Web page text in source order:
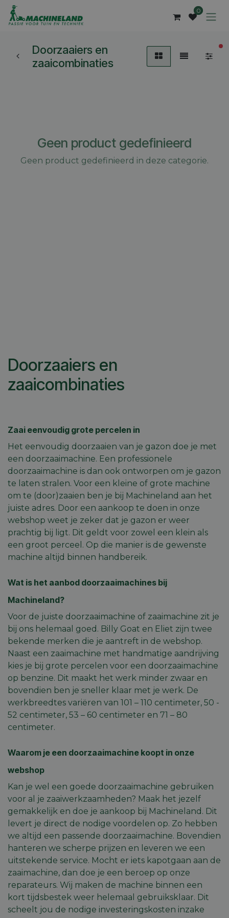
Overslaan naar inhoud
0
Doorzaaiers en
zaaicombinaties
Geen product gedefinieerd
Geen product gedefinieerd in deze categorie.
Doorzaaiers en
zaaicombinaties
Zaai eenvoudig grote percelen in
Het eenvoudig doorzaaien van je gazon doe je met
een doorzaaimachine. Een professionele
doorzaaimachine is dan ook ontworpen om je gazon
te laten stralen. Voor een kleine of grote machine
om te (door)zaaien ben je bij Machineland aan het
juiste adres. Door een aankoop te doen in onze
webshop weet je zeker dat je gazon er weer
prachtig bij ligt. Dit geldt voor zowel een klein als
een groot perceel. Op die manier is de gewenste
machine altijd binnen handbereik.
Wat is het aanbod doorzaaimachines bij
Machineland?
Voor de juiste doorzaaimachine of zaaimachine zit je
bij ons helemaal goed. Billy Goat en Eliet zijn twee
bekende merken die je aantreft in de webshop.
Naast een zaaimachine met handmatige aandrijving
kies je bij grote percelen voor een doorzaaimachine
op benzine. Dit maakt het werk minder zwaar en
bovendien ben je sneller klaar met je werk. De
werkbreedtes variëren van 101 – 110 centimeter, 50 -
52 centimeter, 53 – 60 centimeter en 71 – 80
centimeter.
Waarom je een doorzaaimachine koopt in onze
webshop
Kan je wel een goede doorzaaimachine gebruiken
voor al je zaaiwerkzaamheden? Maak het jezelf
gemakkelijk en doe je aankoop bij Machineland. Dit
levert je direct de nodige voordelen op. Zo hebben
we altijd een passende doorzaaimachine. Bovendien
hanteren we scherpe prijzen en leveren we een
uitstekende service. Mocht er iets kapotgaan aan de
zaaimachine, dan doe je een beroep op onze
reparateurs. Wij maken de machine binnen een
kort tijdsbestek weer helemaal gebruiksklaar. Dit
scheelt jou de nodige investeringskosten inzake